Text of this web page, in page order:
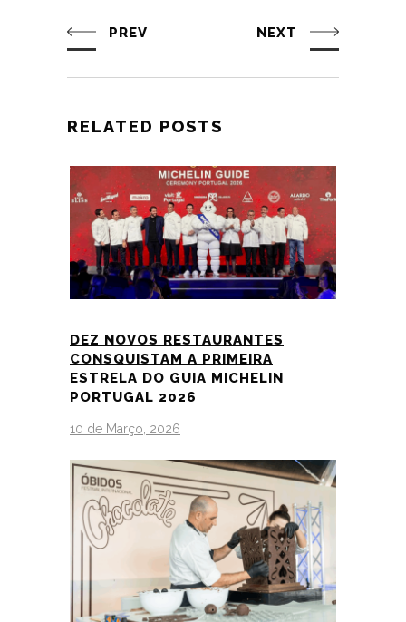
PREV NEXT
RELATED POSTS
DEZ NOVOS RESTAURANTES
CONSQUISTAM A PRIMEIRA
ESTRELA DO GUIA MICHELIN
PORTUGAL 2026
10 de Março, 2026